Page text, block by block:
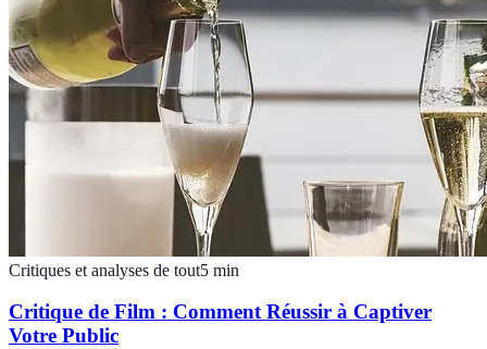
Critiques et analyses de tout5 min
Critique de Film : Comment Réussir à Captiver
Votre Public